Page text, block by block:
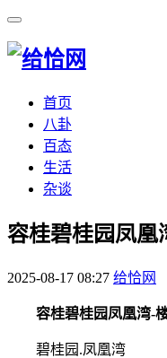
首页
八卦
百态
生活
杂谈
容桂碧桂园凤凰
2025-08-17 08:27 给恰网
容桂碧桂园凤凰湾-
碧桂园.凤凰湾